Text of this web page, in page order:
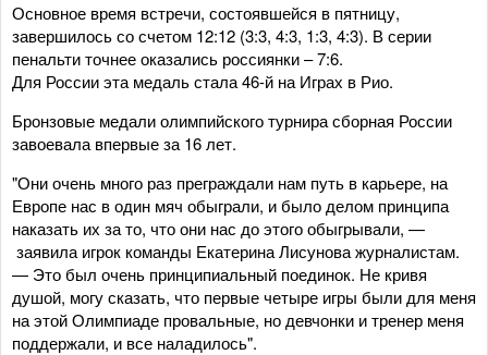
Основное время встречи, состоявшейся в пятницу,
завершилось со счетом 12:12 (3:3, 4:3, 1:3, 4:3). В серии
пенальти точнее оказались россиянки – 7:6.
Для России эта медаль стала 46-й на Играх в Рио.
Бронзовые медали олимпийского турнира сборная России
завоевала впервые за 16 лет.
"Они очень много раз преграждали нам путь в карьере, на
Европе нас в один мяч обыграли, и было делом принципа
наказать их за то, что они нас до этого обыгрывали, —
заявила игрок команды Екатерина Лисунова журналистам.
— Это был очень принципиальный поединок. Не кривя
душой, могу сказать, что первые четыре игры были для меня
на этой Олимпиаде провальные, но девчонки и тренер меня
поддержали, и все наладилось".